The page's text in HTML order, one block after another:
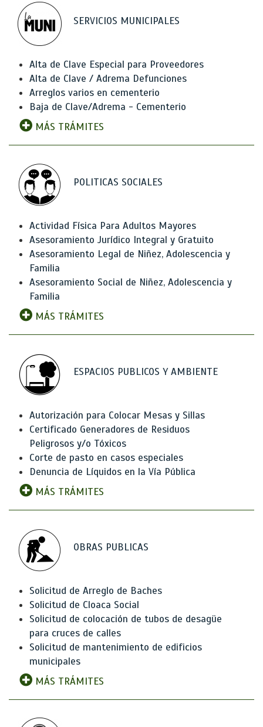
SERVICIOS MUNICIPALES
Alta de Clave Especial para Proveedores
Alta de Clave / Adrema Defunciones
Arreglos varios en cementerio
Baja de Clave/Adrema - Cementerio
MÁS TRÁMITES
POLITICAS SOCIALES
Actividad Física Para Adultos Mayores
Asesoramiento Jurídico Integral y Gratuito
Asesoramiento Legal de Niñez, Adolescencia y
Familia
Asesoramiento Social de Niñez, Adolescencia y
Familia
MÁS TRÁMITES
ESPACIOS PUBLICOS Y AMBIENTE
Autorización para Colocar Mesas y Sillas
Certificado Generadores de Residuos
Peligrosos y/o Tóxicos
Corte de pasto en casos especiales
Denuncia de Líquidos en la Vía Pública
MÁS TRÁMITES
OBRAS PUBLICAS
Solicitud de Arreglo de Baches
Solicitud de Cloaca Social
Solicitud de colocación de tubos de desagüe
para cruces de calles
Solicitud de mantenimiento de edificios
municipales
MÁS TRÁMITES